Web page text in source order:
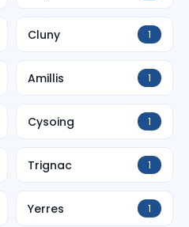
Cluny 1
Amillis 1
Cysoing 1
Trignac 1
Yerres 1